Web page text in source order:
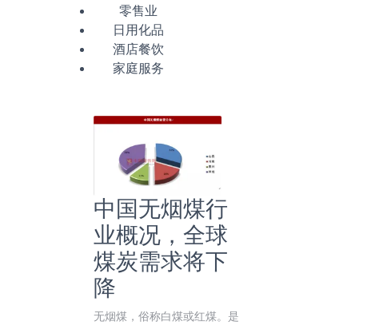
零售业
日用化品
酒店餐饮
家庭服务
中国无烟煤行
业概况，全球
煤炭需求将下
降
无烟煤，俗称白煤或红煤。是